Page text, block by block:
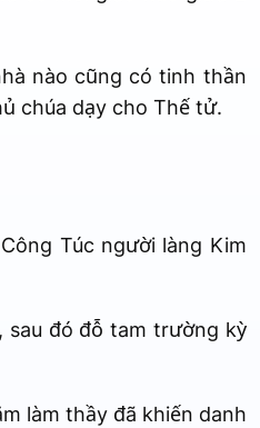
nào cũng có tinh thần
chúa dạy cho Thế tử.
Túc người làng Kim
sau đó đỗ tam trường kỳ
làm thầy đã khiến danh